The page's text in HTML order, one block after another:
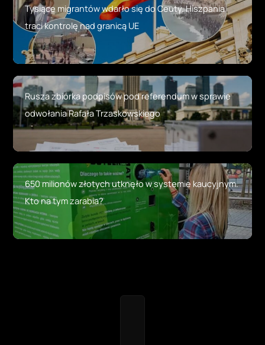
Tysiące migrantów wdarło się do Ceuty. Hiszpania
traci kontrolę nad granicą UE
Rusza zbiórka podpisów pod referendum w sprawie
odwołania Rafała Trzaskowskiego
650 milionów złotych utknęło w systemie kaucyjnym.
Kto na tym zarabia?